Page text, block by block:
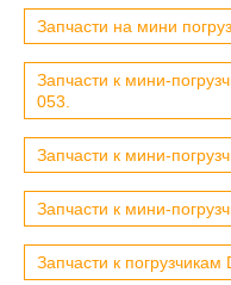
Запчасти на мини
Запчасти к мини-
053.
Запчасти к мини-
Запчасти к мини-
Запчасти к